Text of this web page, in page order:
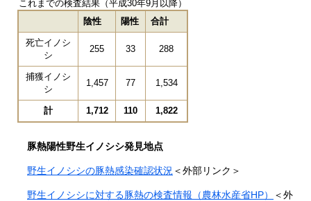
これまでの検査結果（平成30年9月以降）
陰性
陽性 合計
死亡イノシ
シ
255 33 288
捕獲イノシ
シ
1,457 77 1,534
計 1,712 110 1,822
豚熱陽性野生イノシシ発見地点
野生イノシシの豚熱感染確認状況 ＜外部リンク＞
野生イノシシに対する豚熱の検査情報（農林水産省HP）
＜外